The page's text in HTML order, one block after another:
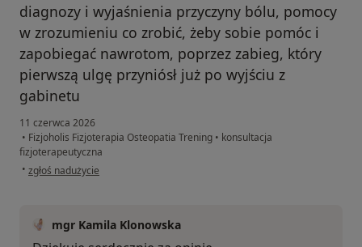
diagnozy i wyjaśnienia przyczyny bólu, pomocy
w zrozumieniu co zrobić, żeby sobie pomóc i
zapobiegać nawrotom, poprzez zabieg, który
pierwszą ulgę przyniósł już po wyjściu z
gabinetu
11 czerwca 2026
• Fizjoholis Fizjoterapia Osteopatia Trening • konsultacja
fizjoterapeutyczna
• w opinii użytkownika Weronika
zgłoś nadużycie
mgr Kamila Klonowska